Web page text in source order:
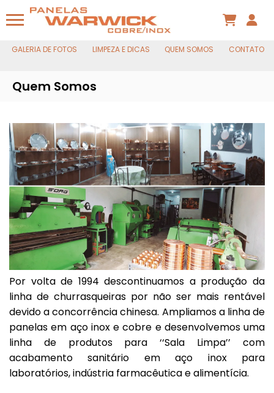
GALERIA DE FOTOS LIMPEZA E DICAS QUEM SOMOS CONTATO
Quem Somos
Por volta de 1994 descontinuamos a produção da
linha de churrasqueiras por não ser mais rentável
devido a concorrência chinesa. Ampliamos a linha de
panelas em aço inox e cobre e desenvolvemos uma
linha de produtos para ‘‘Sala Limpa’’ com
acabamento sanitário em aço inox para
laboratórios, indústria farmacêutica e alimentícia.